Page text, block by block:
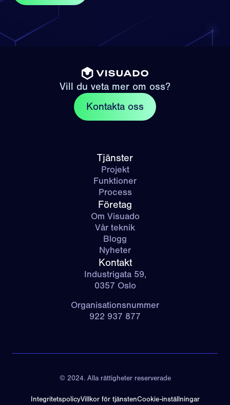
Vill du veta mer om oss?
Kontakta oss
Tjänster
Projekt
Funktioner
Process
Företag
Om Visuado
Vår teknik
Blogg
Nyheter
Kontakt
Industrigata 59,
0357 Oslo
Organisationsnummer
922 937 877
© 2024. Alla rättigheter reserverade
IntegritetspolicyVillkor för tjänstenCookie-inställningar